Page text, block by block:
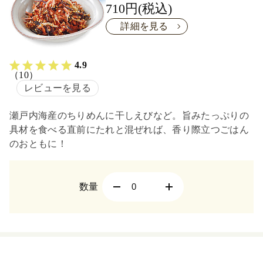
4.9
（10）
レビューを見る
710円(税込)
詳細を見る
瀬戸内海産のちりめんに干しえびなど。旨みたっぷりの
具材を食べる直前にたれと混ぜれば、香り際立つごはん
のおともに！
数量